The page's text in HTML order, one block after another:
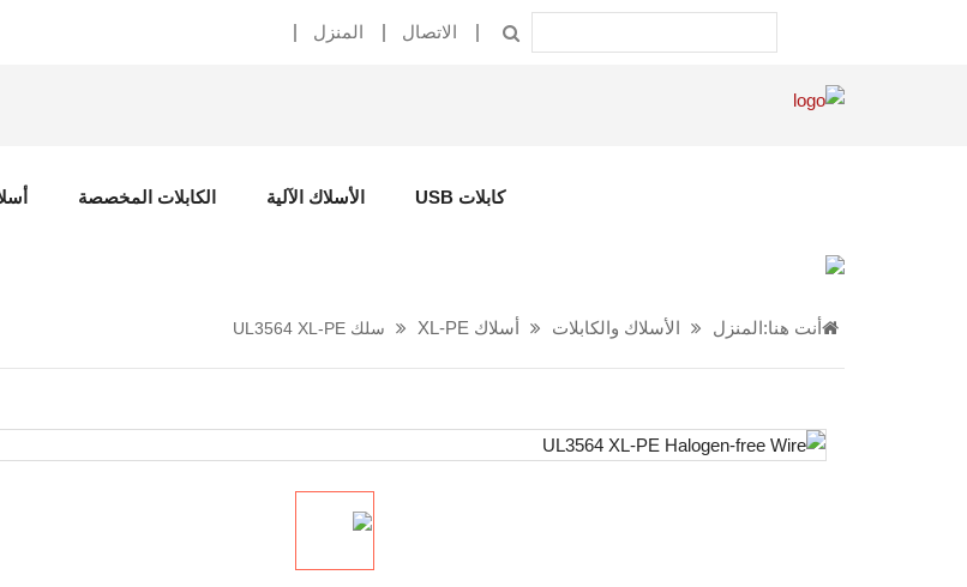
المنزل الاتصال
كابلات USB الأسلاك الآلية الكابلات المخصصة
أنت هنا:المنزل الأسلاك والكابلات أسلاك XL-PE سلك UL3564 XL-PE